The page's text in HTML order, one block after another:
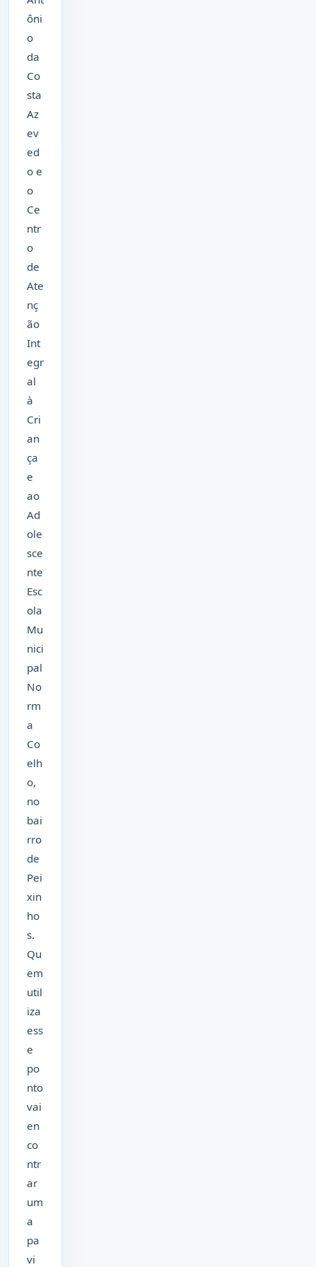
ôni
o
da
Co
sta
Az
ev
ed
o e
o
Ce
ntr
o
de
Ate
nç
ão
Int
egr
al
à
Cri
an
ça
e
ao
Ad
ole
sce
nte
Esc
ola
Mu
nici
pal
No
rm
a
Co
elh
o,
no
bai
rro
de
Pei
xin
ho
s.
Qu
em
util
iza
ess
e
po
nto
vai
en
co
ntr
ar
um
a
pa
vi